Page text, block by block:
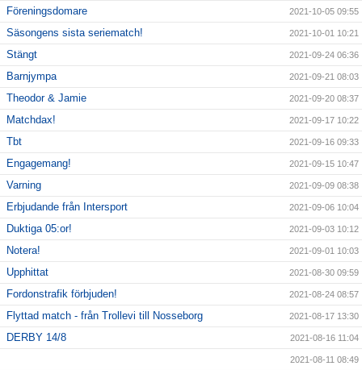
Föreningsdomare 2021-10-05 09:55
Säsongens sista seriematch! 2021-10-01 10:21
Stängt 2021-09-24 06:36
Barnjympa 2021-09-21 08:03
Theodor & Jamie 2021-09-20 08:37
Matchdax! 2021-09-17 10:22
Tbt 2021-09-16 09:33
Engagemang! 2021-09-15 10:47
Varning 2021-09-09 08:38
Erbjudande från Intersport 2021-09-06 10:04
Duktiga 05:or! 2021-09-03 10:12
Notera! 2021-09-01 10:03
Upphittat 2021-08-30 09:59
Fordonstrafik förbjuden! 2021-08-24 08:57
Flyttad match - från Trollevi till Nosseborg 2021-08-17 13:30
DERBY 14/8 2021-08-16 11:04
2021-08-11 08:49